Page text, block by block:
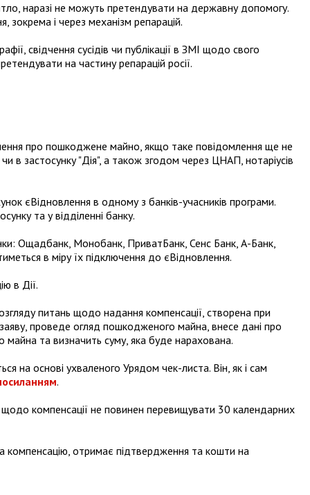
наразі не можуть претендувати на державну допомогу.
і через механізм репарацій.
свідчення сусідів чи публікації в ЗМІ щодо свого
на частину репарацій росії.
про пошкоджене майно, якщо таке повідомлення ще не
в застосунку "Дія", а також згодом через ЦНАП, нотаріусів
єВідновлення в одному з банків-учасників програми.
та у відділенні банку.
Ощадбанк, Монобанк, ПриватБанк, Сенс Банк, А-Банк,
в міру їх підключення до єВідновлення.
в Дії.
питань щодо надання компенсації, створена при
проведе огляд пошкодженого майна, внесе дані про
та визначить суму, яка буде нарахована.
на основі ухваленого Урядом чек-листа. Він, як і сам
.
компенсації не повинен перевищувати 30 календарних
компенсацію, отримає підтвердження та кошти на